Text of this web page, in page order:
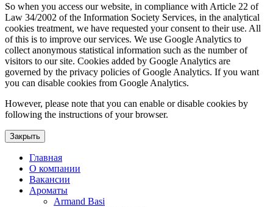
So when you access our website, in compliance with Article 22 of
Law 34/2002 of the Information Society Services, in the analytical
cookies treatment, we have requested your consent to their use. All
of this is to improve our services. We use Google Analytics to
collect anonymous statistical information such as the number of
visitors to our site. Cookies added by Google Analytics are
governed by the privacy policies of Google Analytics. If you want
you can disable cookies from Google Analytics.
However, please note that you can enable or disable cookies by
following the instructions of your browser.
Закрыть
Главная
О компании
Вакансии
Ароматы
Armand Basi